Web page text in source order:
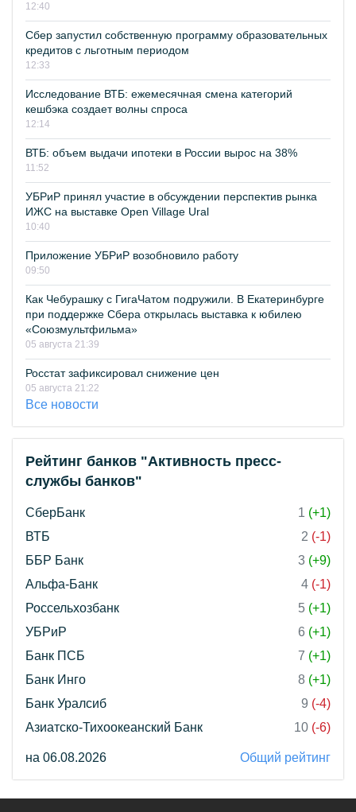
12:40
Сбер запустил собственную программу образовательных
кредитов с льготным периодом
12:33
Исследование ВТБ: ежемесячная смена категорий
кешбэка создает волны спроса
12:14
ВТБ: объем выдачи ипотеки в России вырос на 38%
11:52
УБРиР принял участие в обсуждении перспектив рынка
ИЖС на выставке Open Village Ural
10:40
Приложение УБРиР возобновило работу
09:50
Как Чебурашку с ГигаЧатом подружили. В Екатеринбурге
при поддержке Сбера открылась выставка к юбилею
«Союзмультфильма»
05 августа 21:39
Росстат зафиксировал снижение цен
05 августа 21:22
Все новости
Рейтинг банков "Активность пресс-
службы банков"
СберБанк 1 (+1)
ВТБ
2 (-1)
ББР Банк
3 (+9)
Альфа-Банк
4 (-1)
Россельхозбанк
5 (+1)
УБРиР
6 (+1)
Банк ПСБ
7 (+1)
Банк Инго
8 (+1)
Банк Уралсиб
9 (-4)
Азиатско-Тихоокеанский Банк
10 (-6)
на 06.08.2026 Общий рейтинг